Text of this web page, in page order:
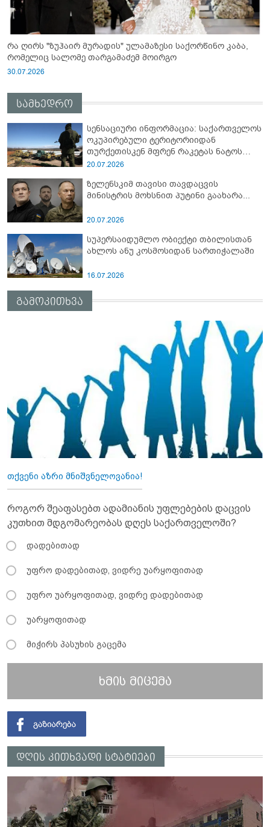
რა ღირს "ზუჰაირ მურადის" ულამაზესი საქორწინო კაბა,
რომელიც სალომე თარგამაძემ მოირგო
30.07.2026
სამხედრო
სენსაციური ინფორმაცია: საქართველოს
ოკუპირებული ტერიტორიიდან
თურქეთისკენ მფრენ რაკეტას ნატოს
სამიტი კინაღამ ჩაუშლია
20.07.2026
ზელენსკიმ თავისი თავდაცვის
მინისტრის მოხსნით პუტინი გაახარა...
20.07.2026
სუპერსაიდუმლო ობიექტი თბილისთან
ახლოს ანუ კოსმოსიდან სართიჭალაში
16.07.2026
გამოკითხვა
თქვენი აზრი მნიშვნელოვანია!
როგორ შეაფასებთ ადამიანის უფლებების დაცვის
კუთხით მდგომარეობას დღეს საქართველოში?
დადებითად
უფრო დადებითად, ვიდრე უარყოფითად
უფრო უარყოფითად, ვიდრე დადებითად
უარყოფითად
მიჭირს პასუხის გაცემა
ხმის მიცემა
დღის კითხვადი სტატიები